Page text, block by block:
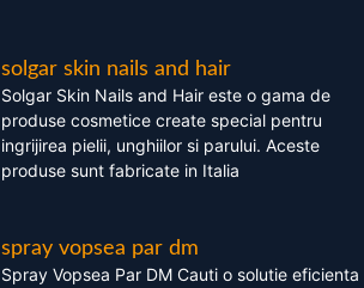
solgar skin nails and hair
Solgar Skin Nails and Hair este o gama de
produse cosmetice create special pentru
ingrijirea pielii, unghiilor si parului. Aceste
produse sunt fabricate in Italia
spray vopsea par dm
Spray Vopsea Par DM Cauti o solutie eficienta